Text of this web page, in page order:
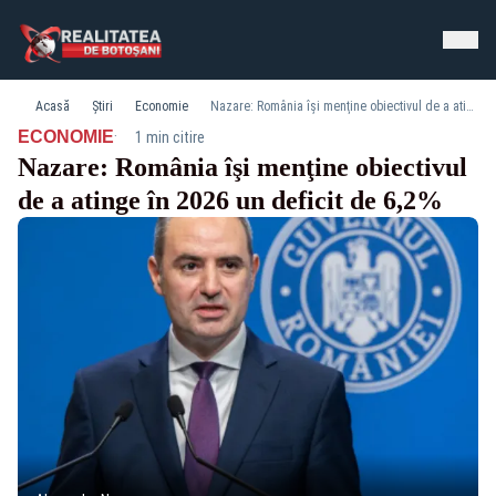
Acasă Știri Economie Nazare: România îşi menţine obiectivul de a atinge în 2026 un deficit de 6,2%
ECONOMIE· 1 min citire
Nazare: România îşi menţine obiectivul
de a atinge în 2026 un deficit de 6,2%